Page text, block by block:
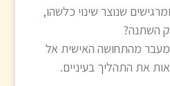
שנוצר שינוי כלשהו,
השתנה?
מהתחושה האישית אל
את התהליך בעיניים.